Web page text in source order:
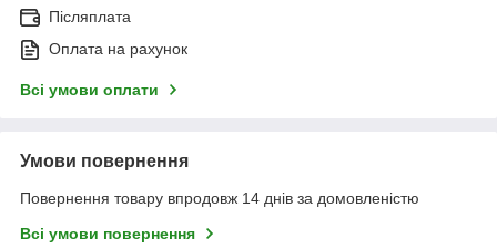
Післяплата
Оплата на рахунок
Всі умови оплати
Умови повернення
Повернення товару впродовж 14 днів за домовленістю
Всі умови повернення